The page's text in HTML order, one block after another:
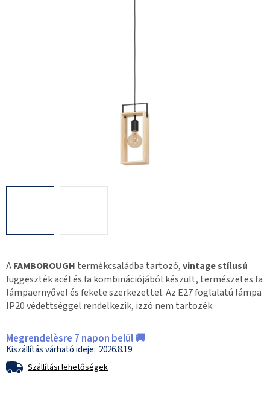
AFAMBOROUGH termékcsaládba tartozó,vintage stílusú
függeszték acél és fa kombinációjából készült, természetes fa
lámpaernyővel és fekete szerkezettel. Az E27 foglalatú lámpa
IP20 védettséggel rendelkezik, izzó nem tartozék.
Megrendelèsre 7 napon belül 🚚
2026.8.19
Szállítási lehetőségek